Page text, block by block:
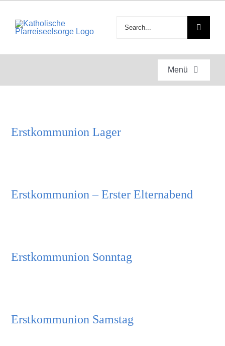
Inhalt
Suche
Menü
Gottesdienste
Engagement
Wer wir sind
Erstkommunion Lager
Erstkommunion – Erster Elternabend
Erstkommunion Sonntag
Erstkommunion Samstag